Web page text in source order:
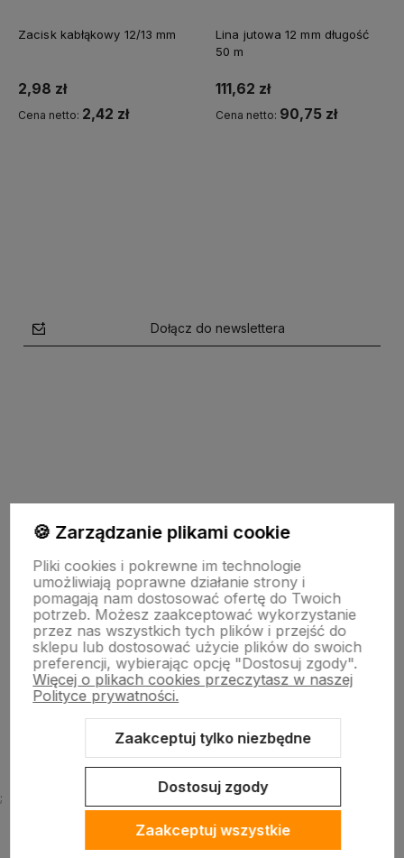
Zacisk kabłąkowy 12/13 mm
2,98 zł
Cena netto: 2,42 zł
Lina jutowa 12 mm długość
50 m
111,62 zł
Cena netto: 90,75 zł
Dołącz do newslettera
Moje konto
Płatności i dostawa
Informacje
;
🍪 Zarządzanie plikami cookie
Pliki cookies i pokrewne im technologie
umożliwiają poprawne działanie strony i
pomagają nam dostosować ofertę do Twoich
potrzeb. Możesz zaakceptować wykorzystanie
przez nas wszystkich tych plików i przejść do
sklepu lub dostosować użycie plików do swoich
preferencji, wybierając opcję "Dostosuj zgody".
Więcej o plikach cookies przeczytasz w naszej
Polityce prywatności.
Zaakceptuj tylko niezbędne
Dostosuj zgody
Zaakceptuj wszystkie